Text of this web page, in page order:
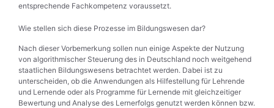
entsprechende Fachkompetenz voraussetzt.
Wie stellen sich diese Prozesse im Bildungswesen dar?
Nach dieser Vorbemerkung sollen nun einige Aspekte der Nutzung
von algorithmischer Steuerung des in Deutschland noch weitgehend
staatlichen Bildungswesens betrachtet werden. Dabei ist zu
unterscheiden, ob die Anwendungen als Hilfestellung für Lehrende
und Lernende oder als Programme für Lernende mit gleichzeitiger
Bewertung und Analyse des Lernerfolgs genutzt werden können bzw.